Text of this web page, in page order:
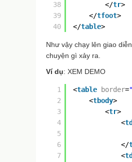
38
39
40
</tr>
</tfoot>
</table>
Như vậy chạy lên giao
chuyện gì xảy ra.
Ví dụ: XEM DEMO
1
2
3
4
5
6
7
<table border=
<tbody>
<tr>
<td
</
<td